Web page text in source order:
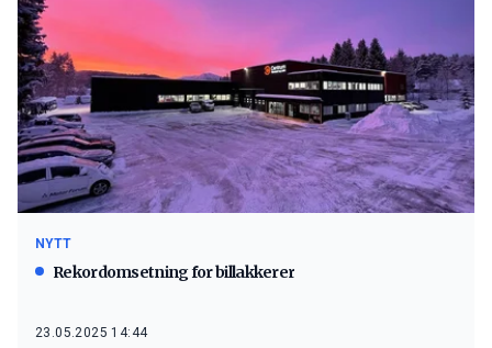
NYTT
Rekordomsetning for billakkerer
23.05.2025 14:44